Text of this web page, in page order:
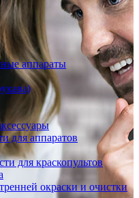
аппараты
для аппаратов
для краскопультов
окраски и очистки